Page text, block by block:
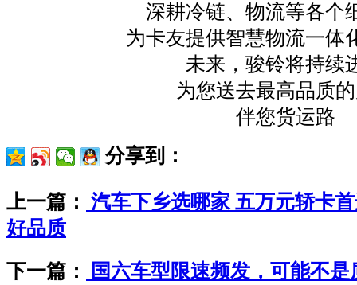
深耕冷链、物流等各个
为卡友提供智慧物流一体
未来，骏铃将持续
为您送去最高品质
伴您货运路
分享到：
上一篇： 汽车下乡选哪家 五万元轿卡
好品质
下一篇：
国六车型限速频发，可能不